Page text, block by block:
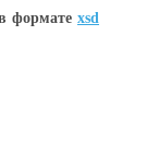
форматe xsd